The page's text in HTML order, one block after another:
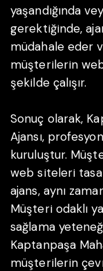
yaşandığında
gerektiğinde,
müdahale eder
müşterilerin
şekilde çalışır.
Sonuç olarak,
Ajansı,
kuruluştur.
web siteleri
ajans, aynı
Müşteri odaklı
sağlama
Kaptanpaşa
müşterilerin